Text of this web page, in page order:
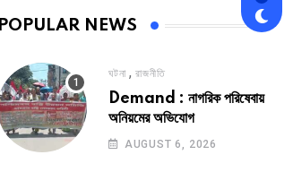
POPULAR NEWS
ঘটনা ,রাজনীতি
Demand : নাগরিক পরিষেবায়
অনিয়মের অভিযোগ
AUGUST 6, 2026